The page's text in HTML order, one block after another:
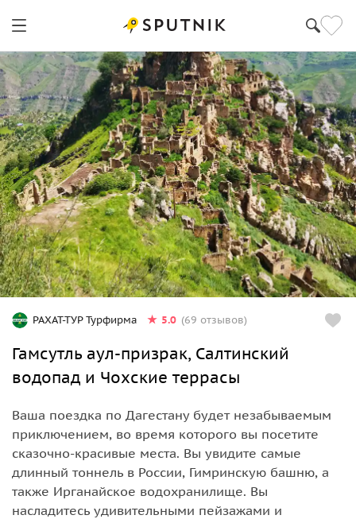
РАХАТ-ТУР Турфирма 5.0 (69 отзывов)
Гамсутль аул-призрак, Салтинский
водопад и Чохские террасы
Ваша поездка по Дагестану будет незабываемым
приключением, во время которого вы посетите
сказочно-красивые места. Вы увидите самые
длинный тоннель в России, Гимринскую башню, а
также Ирганайское водохранилище. Вы
насладитесь удивительными пейзажами и